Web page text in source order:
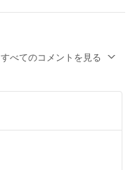
すべてのコメントを見る